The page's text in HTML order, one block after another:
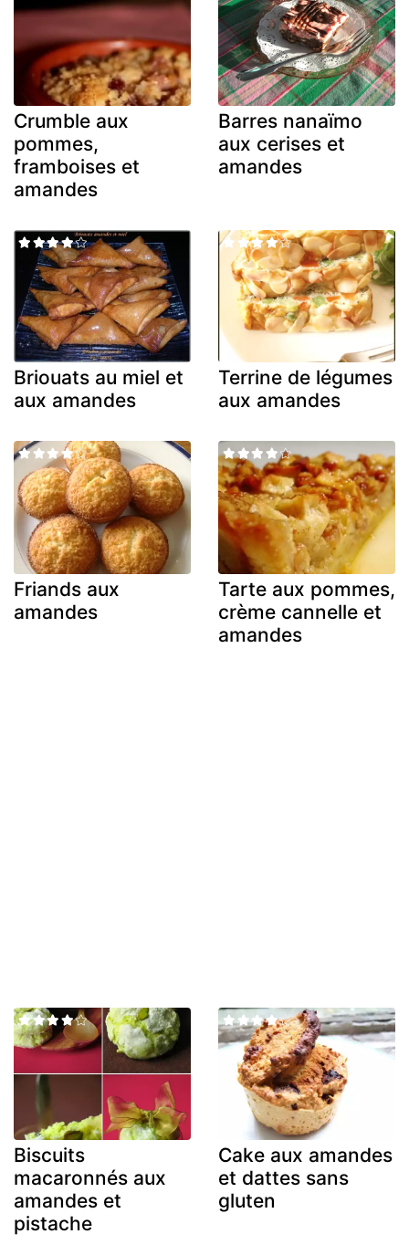
Crumble aux
pommes,
framboises et
amandes
Barres nanaïmo
aux cerises et
amandes
Briouats au miel et
aux amandes
Terrine de légumes
aux amandes
Friands aux
amandes
Tarte aux pommes,
crème cannelle et
amandes
Biscuits
macaronnés aux
amandes et
pistache
Cake aux amandes
et dattes sans
gluten